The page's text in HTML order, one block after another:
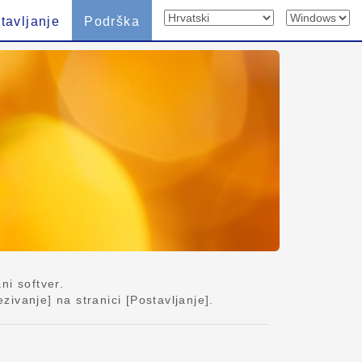
Podrška
softver.
na stranici [Postavljanje].